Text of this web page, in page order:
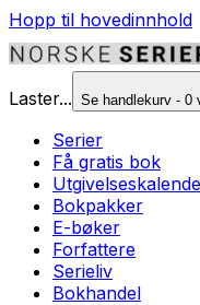
Hopp til hovedinnhold
Laster... Se handlekurv - 0
Serier
Få gratis bok
Bokpakker
E-bøker
Forfattere
Serieliv
Bokhandel